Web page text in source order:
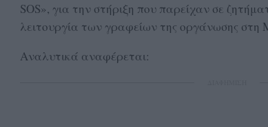
SOS», για την στήριξη που παρείχαν σε
λειτουργία των γραφείων της οργάνωσης στη
Αναλυτικά αναφέρεται: